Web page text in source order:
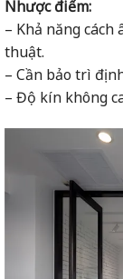
Nhược điểm:
– Khả năng
thuật.
– Cần bảo trì
– Độ kín không